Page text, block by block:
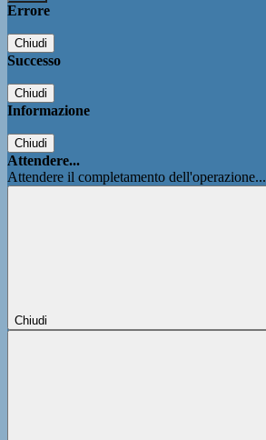
Errore
Chiudi
Successo
Chiudi
Informazione
Chiudi
Attendere...
Attendere il completamento dell'operazione...
Chiudi